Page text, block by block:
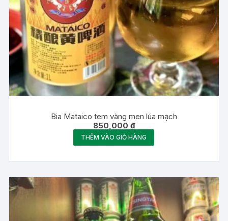
Bia Mataico tem vàng men lúa mạch
850,000 ₫
THÊM VÀO GIỎ HÀNG